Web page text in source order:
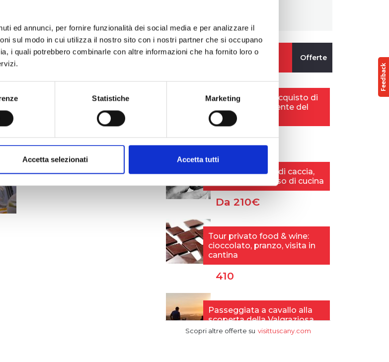
ed annunci, per fornire funzionalità dei social media e per analizzare il
sul modo in cui utilizza il nostro sito con i nostri partner che si occupano
i quali potrebbero combinarle con altre informazioni che ha fornito loro o
Statistiche Marketing
Accetta selezionati Accetta tutti
E anche il
dalle botteghe artigiane nel
Arte in Bottega
video.